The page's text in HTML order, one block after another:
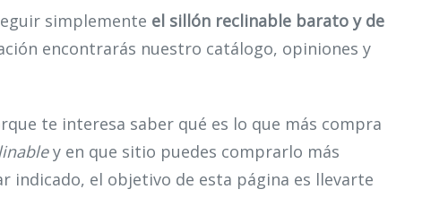
simplemente el sillón reclinable barato y de
encontrarás nuestro catálogo, opiniones y
te interesa saber qué es lo que más compra
y en que sitio puedes comprarlo más
indicado, el objetivo de esta página es llevarte